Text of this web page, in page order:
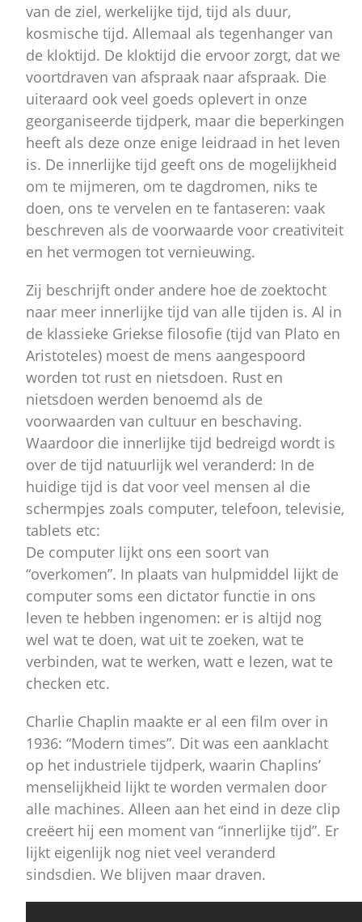
van de ziel, werkelijke tijd, tijd als duur,
kosmische tijd. Allemaal als tegenhanger van
de kloktijd. De kloktijd die ervoor zorgt, dat we
voortdraven van afspraak naar afspraak. Die
uiteraard ook veel goeds oplevert in onze
georganiseerde tijdperk, maar die beperkingen
heeft als deze onze enige leidraad in het leven
is. De innerlijke tijd geeft ons de mogelijkheid
om te mijmeren, om te dagdromen, niks te
doen, ons te vervelen en te fantaseren: vaak
beschreven als de voorwaarde voor creativiteit
en het vermogen tot vernieuwing.
Zij beschrijft onder andere hoe de zoektocht
naar meer innerlijke tijd van alle tijden is. Al in
de klassieke Griekse filosofie (tijd van Plato en
Aristoteles) moest de mens aangespoord
worden tot rust en nietsdoen. Rust en
nietsdoen werden benoemd als de
voorwaarden van cultuur en beschaving.
Waardoor die innerlijke tijd bedreigd wordt is
over de tijd natuurlijk wel veranderd: In de
huidige tijd is dat voor veel mensen al die
schermpjes zoals computer, telefoon, televisie,
tablets etc:
De computer lijkt ons een soort van
“overkomen”. In plaats van hulpmiddel lijkt de
computer soms een dictator functie in ons
leven te hebben ingenomen: er is altijd nog
wel wat te doen, wat uit te zoeken, wat te
verbinden, wat te werken, watt e lezen, wat te
checken etc.
Charlie Chaplin maakte er al een film over in
1936: “Modern times”. Dit was een aanklacht
op het industriele tijdperk, waarin Chaplins’
menselijkheid lijkt te worden vermalen door
alle machines. Alleen aan het eind in deze clip
creëert hij een moment van “innerlijke tijd”. Er
lijkt eigenlijk nog niet veel veranderd
sindsdien. We blijven maar draven.